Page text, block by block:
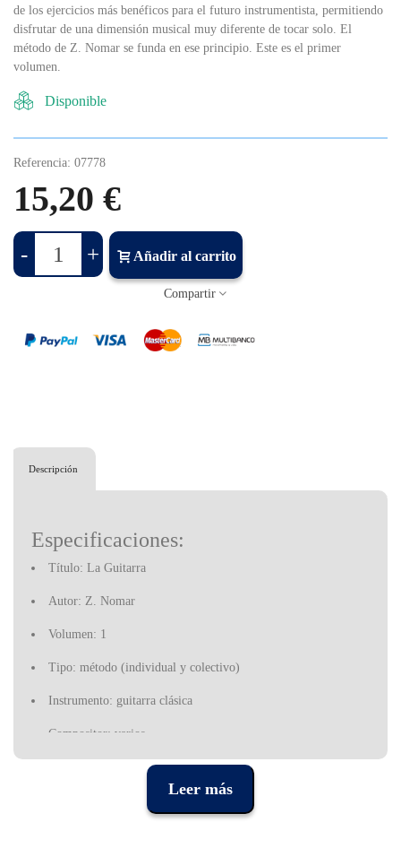
de los ejercicios más benéficos para el futuro instrumentista, permitiendo
disfrutar de una dimensión musical muy diferente de tocar solo. El
método de Z. Nomar se funda en ese principio. Este es el primer
volumen.
Disponible
Referencia: 07778
15,20 €
- + Añadir al carrito
Compartir
Descripción
Especificaciones:
Título: La Guitarra
Autor: Z. Nomar
Volumen: 1
Tipo: método (individual y colectivo)
Instrumento: guitarra clásica
Compositor: varios
Número de páginas: 48
Leer más